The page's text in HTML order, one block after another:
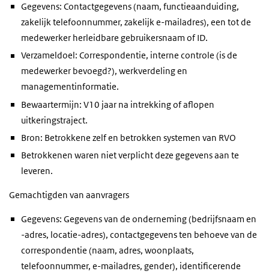
Gegevens: Contactgegevens (naam, functieaanduiding,
zakelijk telefoonnummer, zakelijk e-mailadres), een tot de
medewerker herleidbare gebruikersnaam of ID.
Verzameldoel: Correspondentie, interne controle (is de
medewerker bevoegd?), werkverdeling en
managementinformatie.
Bewaartermijn: V10 jaar na intrekking of aflopen
uitkeringstraject.
Bron: Betrokkene zelf en betrokken systemen van RVO
Betrokkenen waren niet verplicht deze gegevens aan te
leveren.
Gemachtigden van aanvragers
Gegevens: Gegevens van de onderneming (bedrijfsnaam en
-adres, locatie-adres), contactgegevens ten behoeve van de
correspondentie (naam, adres, woonplaats,
telefoonnummer, e-mailadres, gender), identificerende